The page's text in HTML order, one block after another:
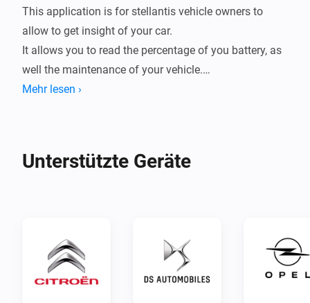
This application is for stellantis vehicle owners to
allow to get insight of your car.
It allows you to read the percentage of you battery, as
well the maintenance of your vehicle.
Use the PC/browser to login to you account and setup
your connection.
Mehr lesen ›
Unterstützte Geräte